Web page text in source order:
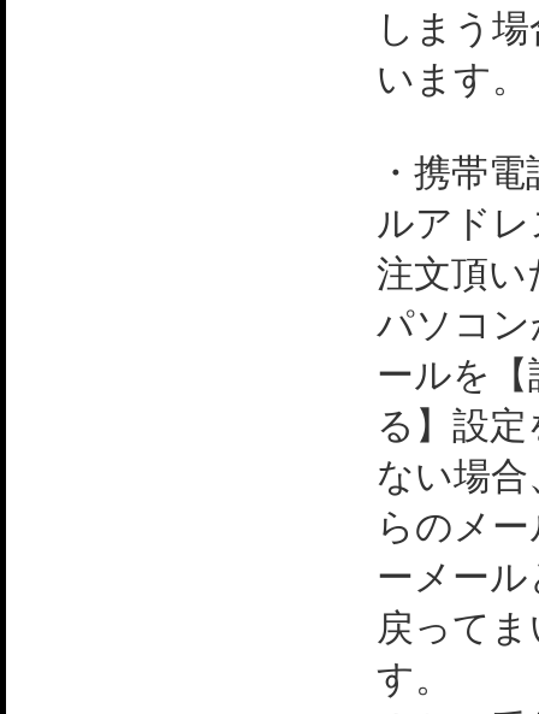
しまう
います。
・携帯
ルアド
注文頂い
パソコ
ールを【
る】設
ない場
らのメ
ーメー
戻って
す。